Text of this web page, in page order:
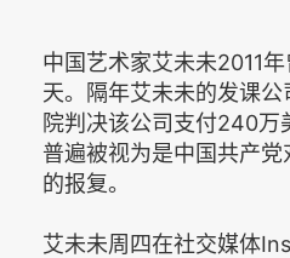
中国艺术家艾未未2011
天。隔年艾未未的发课
院判决该公司支付240万
普遍被视为是中国共产
的报复。
艾未未周四在社交媒体